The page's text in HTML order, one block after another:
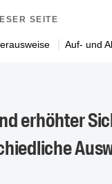
SEITE
Auf- und
erhöhter